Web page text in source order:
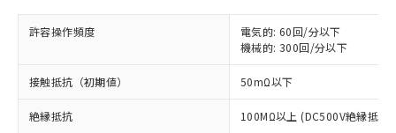
許容操作頻度
電気的: 60回/分以下
機械的: 300回/分以下
接触抵抗（初期値） 50mΩ以下
絶縁抵抗 100MΩ以上 (DC500V絶縁抵抗
ご利用条件
以下の条件をお読みいただき、同意のうえ
対応予定：EU RoHS指令（10物質）の非含
有に対応した製品に切り替える予定のある
対応予定なし：EU RoHS指令（10物質）の
非含有に非対応の商品で、対応品を出す予
調査・確認中：EU RoHS指令（10物質）の